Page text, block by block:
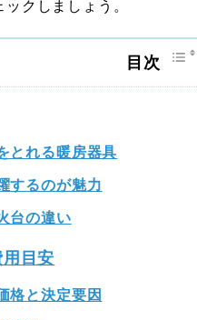
クしましょう。
目次
とれる暖房器具
するのが魅力
台の違い
目安
格と決定要因